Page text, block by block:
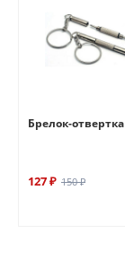
Брелок-отвертка
127 ₽ 150 ₽